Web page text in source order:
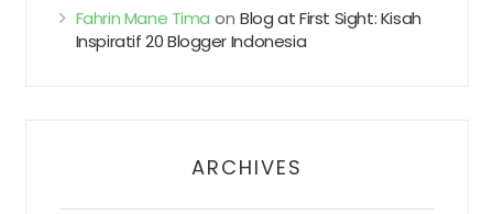
Fahrin Mane Tima onBlog at First Sight: Kisah
Inspiratif 20 Blogger Indonesia
ARCHIVES